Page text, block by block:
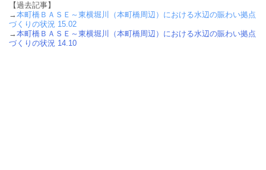
【過去記事】
→本町橋ＢＡＳＥ～東横堀川（本町橋周辺）における水辺の賑わい拠点
づくりの状況 15.02
→本町橋ＢＡＳＥ～東横堀川（本町橋周辺）における水辺の賑わい拠点
づくりの状況 14.10